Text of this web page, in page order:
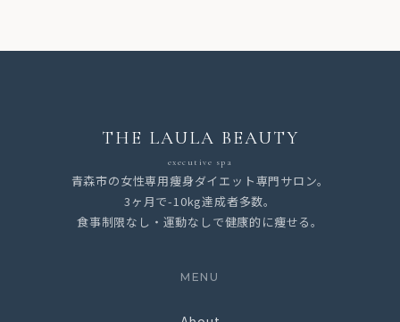
THE LAULA BEAUTY
executive spa
青森市の女性専用痩身ダイエット専門サロン。
3ヶ月で-10kg達成者多数。
食事制限なし・運動なしで健康的に痩せる。
MENU